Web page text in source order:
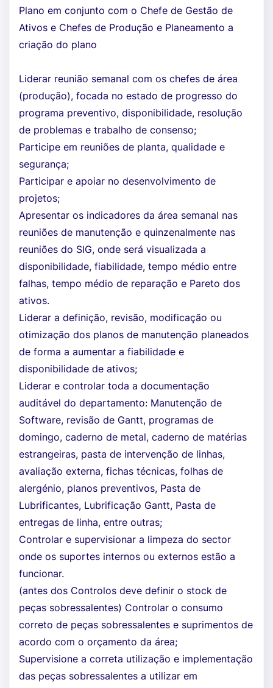
Plano em conjunto com o Chefe de Gestão de
Ativos e Chefes de Produção e Planeamento a
criação do plano
Liderar reunião semanal com os chefes de área
(produção), focada no estado de progresso do
programa preventivo, disponibilidade, resolução
de problemas e trabalho de consenso;
Participe em reuniões de planta, qualidade e
segurança;
Participar e apoiar no desenvolvimento de
projetos;
Apresentar os indicadores da área semanal nas
reuniões de manutenção e quinzenalmente nas
reuniões do SIG, onde será visualizada a
disponibilidade, fiabilidade, tempo médio entre
falhas, tempo médio de reparação e Pareto dos
ativos.
Liderar a definição, revisão, modificação ou
otimização dos planos de manutenção planeados
de forma a aumentar a fiabilidade e
disponibilidade de ativos;
Liderar e controlar toda a documentação
auditável do departamento: Manutenção de
Software, revisão de Gantt, programas de
domingo, caderno de metal, caderno de matérias
estrangeiras, pasta de intervenção de linhas,
avaliação externa, fichas técnicas, folhas de
alergénio, planos preventivos, Pasta de
Lubrificantes, Lubrificação Gantt, Pasta de
entregas de linha, entre outras;
Controlar e supervisionar a limpeza do sector
onde os suportes internos ou externos estão a
funcionar.
(antes dos Controlos deve definir o stock de
peças sobressalentes) Controlar o consumo
correto de peças sobressalentes e suprimentos de
acordo com o orçamento da área;
Supervisione a correta utilização e implementação
das peças sobressalentes a utilizar em